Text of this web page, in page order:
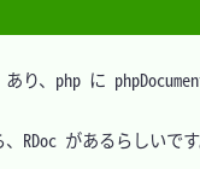
、php に
RDoc があるらしいです